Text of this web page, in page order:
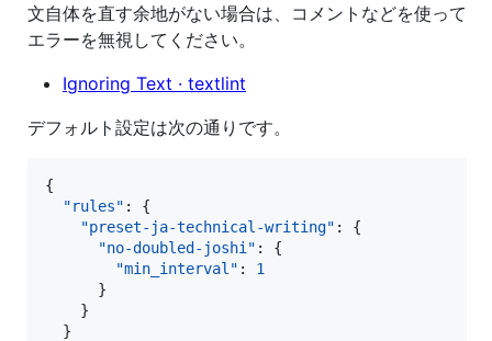
文自体を直す余地がない場合は、コメントなどを使って
エラーを無視してください。
Ignoring Text · textlint
デフォルト設定は次の通りです。
{
"rules" : {
"preset-ja-technical-writing" : {
"no-doubled-joshi" : {
"min_interval" : 1
      }
    }
  }